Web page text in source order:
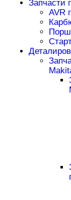
Запчасти
AVR